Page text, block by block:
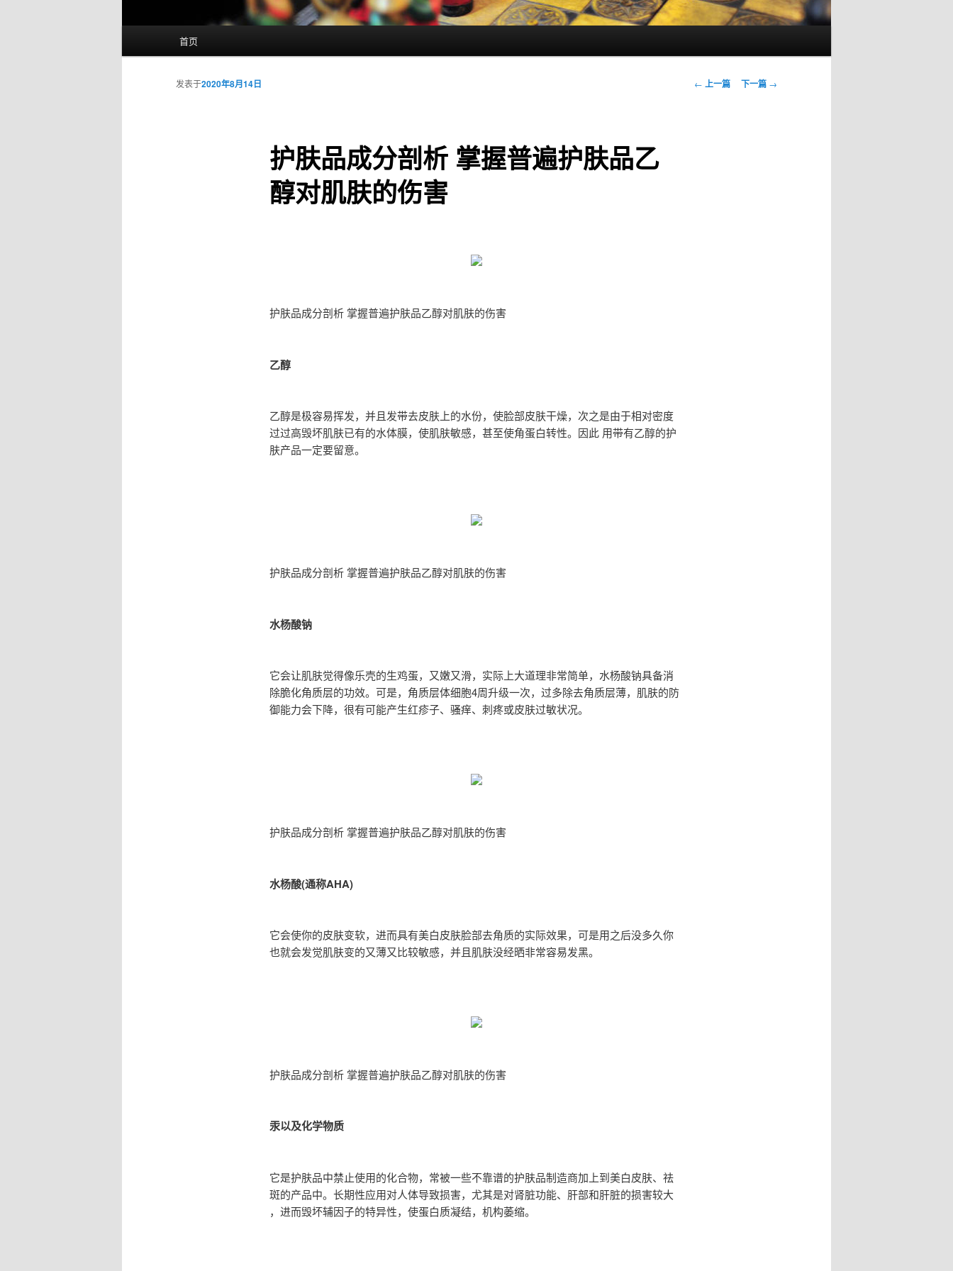
首页
文
← 上一篇 下一篇 →
护肤品成分剖析 掌握普遍护肤品乙
醇对肌肤的伤害
发表于2020年8月14日
护肤品成分剖析 掌握普遍护肤品乙醇对肌肤的伤害
乙醇
乙醇是极容易挥发，并且发带去皮肤上的水份，使脸部皮肤干燥，次之是由于相对密度
过过高毁坏肌肤已有的水体膜，使肌肤敏感，甚至使角蛋白转性。因此 用带有乙醇的护
肤产品一定要留意。
护肤品成分剖析 掌握普遍护肤品乙醇对肌肤的伤害
水杨酸钠
它会让肌肤觉得像乐壳的生鸡蛋，又嫩又滑，实际上大道理非常简单，水杨酸钠具备消
除脆化角质层的功效。可是，角质层体细胞4周升级一次，过多除去角质层薄，肌肤的防
御能力会下降，很有可能产生红疹子、骚痒、刺疼或皮肤过敏状况。
护肤品成分剖析 掌握普遍护肤品乙醇对肌肤的伤害
水杨酸(通称AHA)
它会使你的皮肤变软，进而具有美白皮肤脸部去角质的实际效果，可是用之后没多久你
也就会发觉肌肤变的又薄又比较敏感，并且肌肤没经晒非常容易发黑。
护肤品成分剖析 掌握普遍护肤品乙醇对肌肤的伤害
汞以及化学物质
它是护肤品中禁止使用的化合物，常被一些不靠谱的护肤品制造商加上到美白皮肤、祛
斑的产品中。长期性应用对人体导致损害，尤其是对肾脏功能、肝部和肝脏的损害较大
，进而毁坏辅因子的特异性，使蛋白质凝结，机构萎缩。